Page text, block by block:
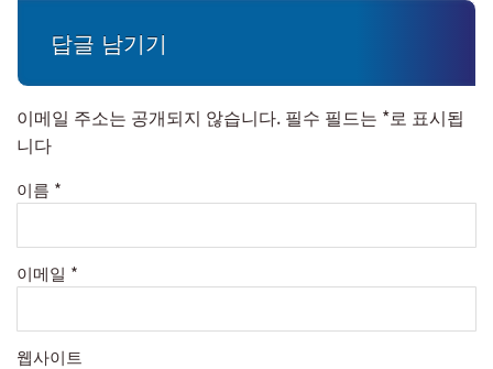
답글 남기기
이메일 주소는 공개되지 않습니다. 필수 필드는 *로 표시됩
니다
이름 *
이메일 *
웹사이트